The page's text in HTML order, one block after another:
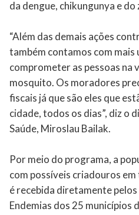
da dengue, chikungunya e do
“Além das demais ações
também contamos com mais
comprometer as pessoas na
mosquito. Os moradores
fiscais já que são eles que
cidade, todos os dias”, diz o
Saúde, Miroslau Bailak.
Por meio do programa, a
com possíveis criadouros
é recebida diretamente
Endemias dos 25 municípios